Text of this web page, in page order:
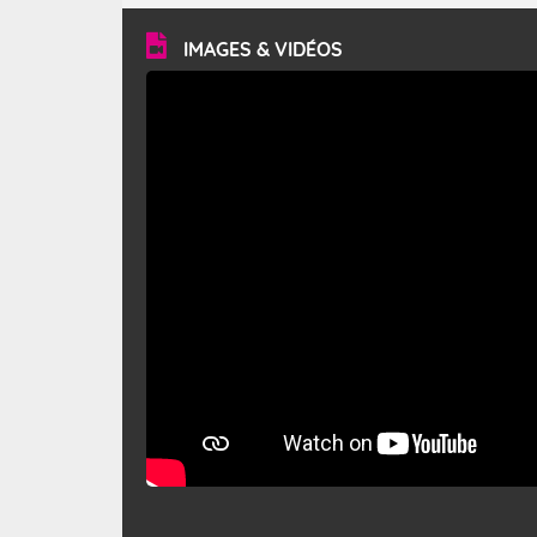
vitesse moyenne de 50 km/h et atteindre 80 à 100 km/h
en rafales, parfois davantage. Il parcourt la basse vallée
du Rhône et la Provence et envahit le littoral
méditerranéen à partir de la Camargue.
IMAGES & VIDÉOS